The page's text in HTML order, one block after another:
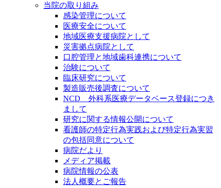
当院の取り組み
感染管理について
医療安全について
地域医療支援病院として
災害拠点病院として
口腔管理と地域歯科連携について
治験について
臨床研究について
製造販売後調査について
NCD 外科系医療データベース登録につき
まして
研究に関する情報公開について
看護師の特定行為実践および特定行為実習
の包括同意について
病院だより
メディア掲載
病院情報の公表
法人概要とご報告